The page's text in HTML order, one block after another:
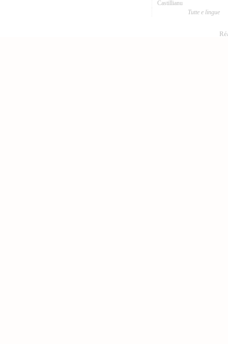
Castillianu
Tutte e lingue